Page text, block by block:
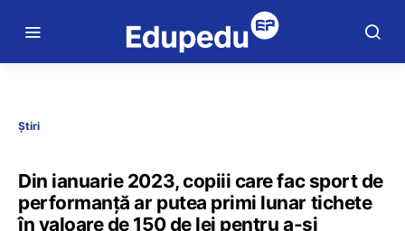
Știri
Din ianuarie 2023, copiii care fac sport de
performanță ar putea primi lunar tichete
în valoare de 150 de lei pentru a-și